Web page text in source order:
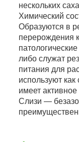
нескольких
Химический
Образуются в
перерождения
либо служат
питания для
используют
имеет
Слизи —